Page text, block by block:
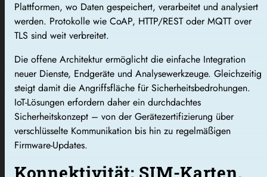
Plattformen, wo Daten gespeichert, verarbeitet und analysiert
werden. Protokolle wie CoAP, HTTP/REST oder MQTT over
TLS sind weit verbreitet.
Die offene Architektur ermöglicht die einfache Integration
neuer Dienste, Endgeräte und Analysewerkzeuge. Gleichzeitig
steigt damit die Angriffsfläche für Sicherheitsbedrohungen.
IoT-Lösungen erfordern daher ein durchdachtes
Sicherheitskonzept – von der Gerätezertifizierung über
verschlüsselte Kommunikation bis hin zu regelmäßigen
Firmware-Updates.